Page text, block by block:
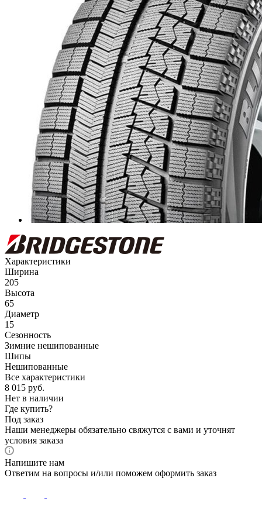
Характеристики
Ширина
205
Высота
65
Диаметр
15
Сезонность
Зимние нешипованные
Шипы
Нешипованные
Все характеристики
8 015 руб.
Нет в наличии
Где купить?
Под заказ
Наши менеджеры обязательно свяжутся с вами и уточнят
условия заказа
Напишите нам
Ответим на вопросы и/или поможем оформить заказ